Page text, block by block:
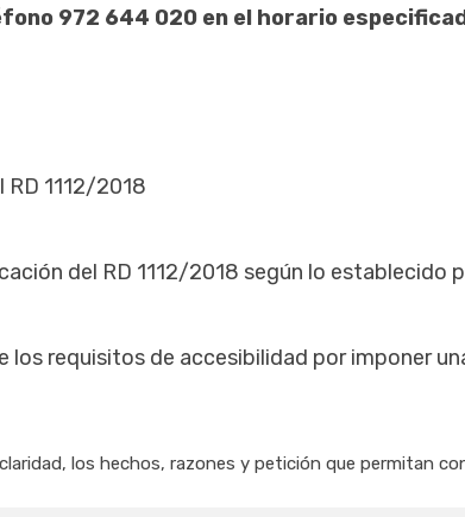
972 644 020 en el horario
1112/2018
del RD 1112/2018 según lo establecido
requisitos de accesibilidad por imponer
los hechos, razones y petición que permitan